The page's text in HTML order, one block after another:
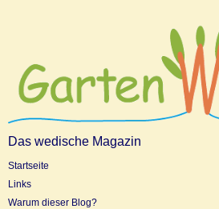
Das wedische Magazin
Startseite
Links
Warum dieser Blog?